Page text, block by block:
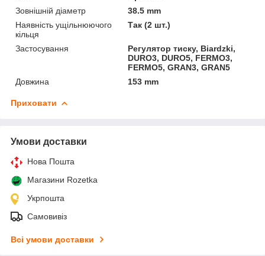
Зовнішній діаметр
38.5 mm
Наявність ущільнюючого
кільця
Так (2 шт.)
Застосування
Регулятор тиску, Biardzki,
DURO3, DURO5, FERMO3,
FERMO5, GRAN3, GRAN5
Довжина
153 mm
Приховати
Умови доставки
Нова Пошта
Магазини Rozetka
Укрпошта
Самовивіз
Всі умови доставки